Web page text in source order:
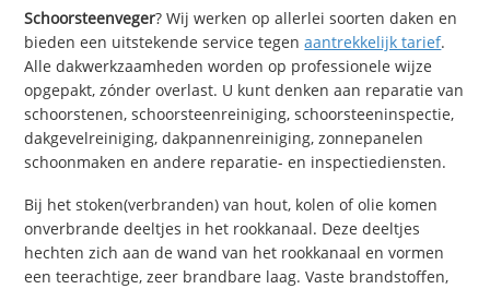
Schoorsteenveger? Wij werken op allerlei soorten daken en
bieden een uitstekende service tegenaantrekkelijk tarief.
Alle dakwerkzaamheden worden op professionele wijze
opgepakt, zónder overlast. U kunt denken aan reparatie van
schoorstenen, schoorsteenreiniging, schoorsteeninspectie,
dakgevelreiniging, dakpannenreiniging, zonnepanelen
schoonmaken en andere reparatie- en inspectiediensten.
Bij het stoken(verbranden) van hout, kolen of olie komen
onverbrande deeltjes in het rookkanaal. Deze deeltjes
hechten zich aan de wand van het rookkanaal en vormen
een teerachtige, zeer brandbare laag. Vaste brandstoffen,